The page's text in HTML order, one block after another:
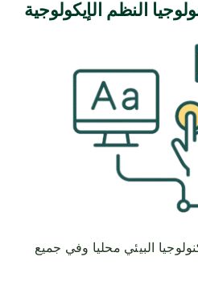
النظم الإيكولوجية
البيئي محليا وفي جميع